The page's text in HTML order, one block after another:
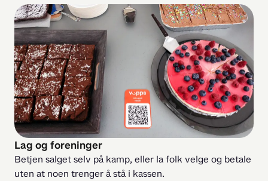
Lag og foreninger
Betjen salget selv på kamp, eller la folk velge og betale
uten at noen trenger å stå i kassen.